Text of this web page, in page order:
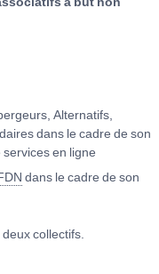
Alternatifs,
dans le cadre de son
en ligne
dans le cadre de son
collectifs.